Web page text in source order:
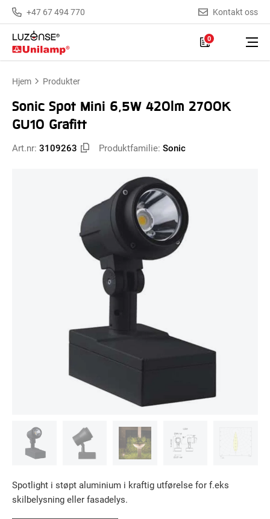
+47 67 494 770 Kontakt oss
0
Hjem Produkter
Sonic Spot Mini 6,5W 420lm 2700K
GU10 Grafitt
Art.nr: 3109263 Produktfamilie: Sonic
Spotlight i støpt aluminium i kraftig utførelse for f.eks
skilbelysning eller fasadelys.